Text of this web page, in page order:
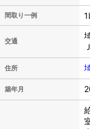
間取り一例
交通
住所
築年月